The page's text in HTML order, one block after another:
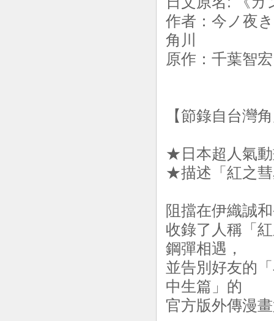
作者：今ノ
角川
原作：千葉智
【節錄自台灣
★日本超人氣動
★描述「紅之
阻擋在伊織誠
收錄了人稱「
鋼彈相遇，
並告別好友的
中生篇」的
官方版外傳漫